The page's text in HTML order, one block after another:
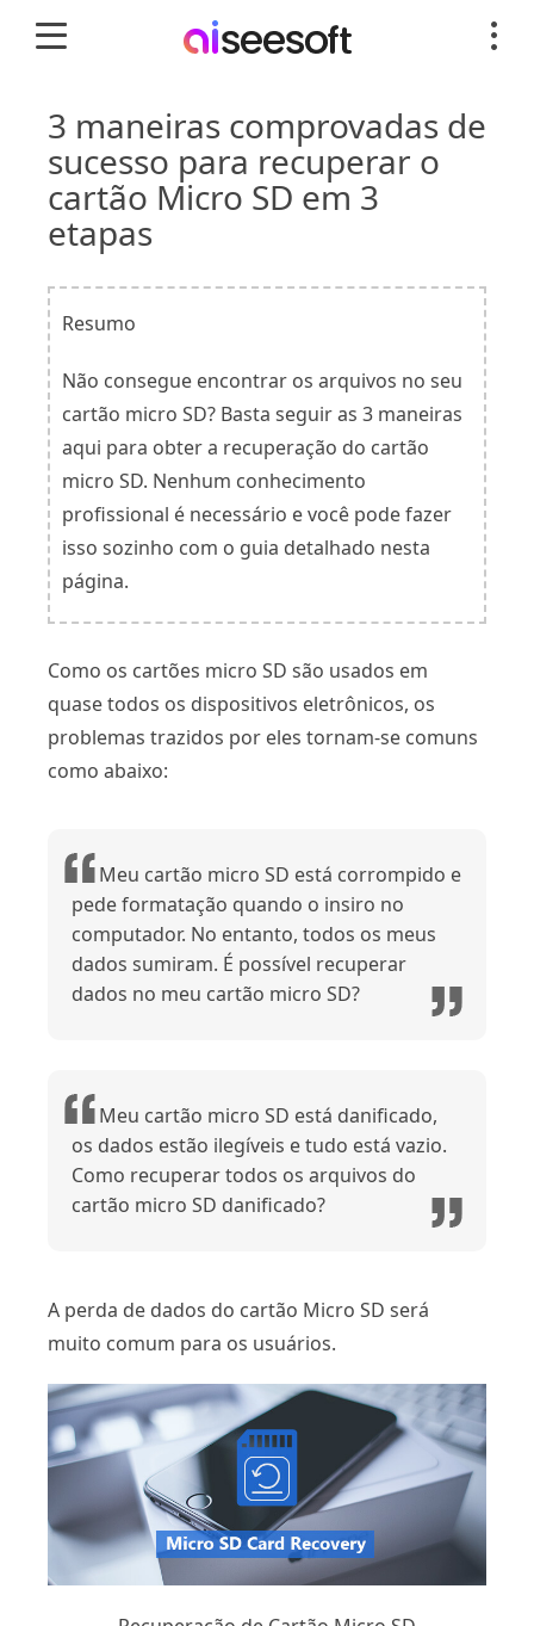
3 maneiras comprovadas de
sucesso para recuperar o
cartão Micro SD em 3
etapas
Resumo
Não consegue encontrar os arquivos no seu
cartão micro SD? Basta seguir as 3 maneiras
aqui para obter a recuperação do cartão
micro SD. Nenhum conhecimento
profissional é necessário e você pode fazer
isso sozinho com o guia detalhado nesta
página.
Como os cartões micro SD são usados ​​em
quase todos os dispositivos eletrônicos, os
problemas trazidos por eles tornam-se comuns
como abaixo:
Meu cartão micro SD está corrompido e
pede formatação quando o insiro no
computador. No entanto, todos os meus
dados sumiram. É possível recuperar
dados no meu cartão micro SD?
Meu cartão micro SD está danificado,
os dados estão ilegíveis e tudo está vazio.
Como recuperar todos os arquivos do
cartão micro SD danificado?
A perda de dados do cartão Micro SD será
muito comum para os usuários.